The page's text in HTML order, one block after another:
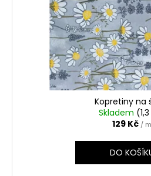
Kopretiny na
Skladem
129 Kč / m
DO